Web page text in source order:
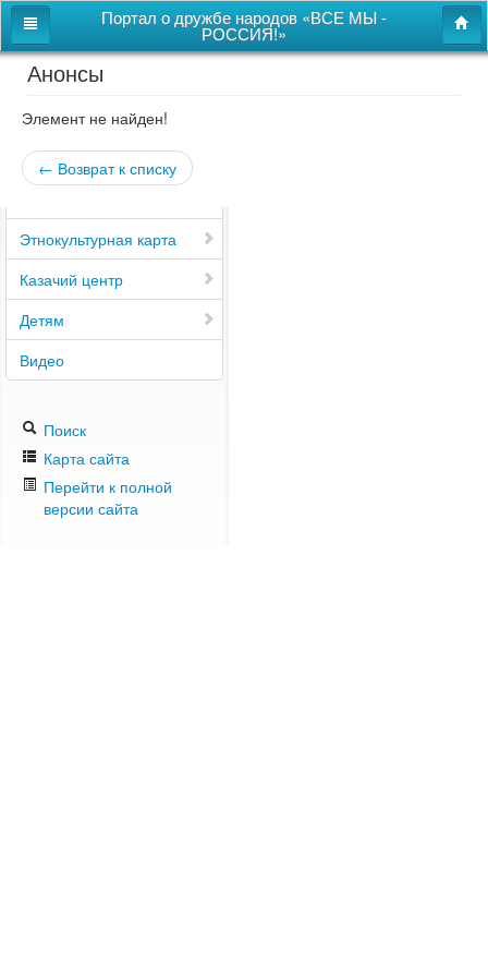
Портал о дружбе народов «ВСЕ МЫ -
РОССИЯ!»
Главная
Дом дружбы народов
Новости
Этнокультурная карта
Казачий центр
Детям
Видео
Поиск
Карта сайта
Перейти к полной
версии сайта
Анонсы
Элемент не найден!
← Возврат к списку